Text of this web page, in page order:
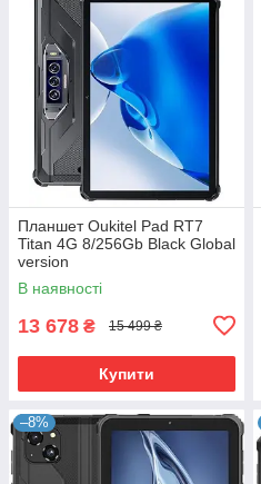
Планшет Oukitel Pad RT7
Titan 4G 8/256Gb Black Global
version
В наявності
13 678 ₴ 15 499 ₴
Купити
–8%